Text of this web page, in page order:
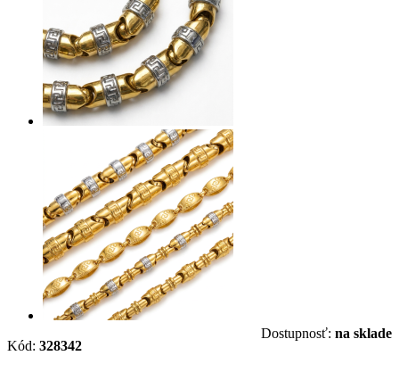
Kód: 328342
Dostupnosť: na sklade